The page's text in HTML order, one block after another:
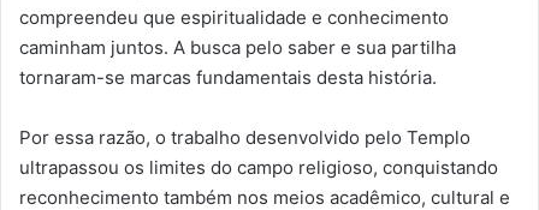
compreendeu que espiritualidade e conhecimento
caminham juntos. A busca pelo saber e sua partilha
tornaram-se marcas fundamentais desta história.
Por essa razão, o trabalho desenvolvido pelo Templo
ultrapassou os limites do campo religioso, conquistando
reconhecimento também nos meios acadêmico, cultural e